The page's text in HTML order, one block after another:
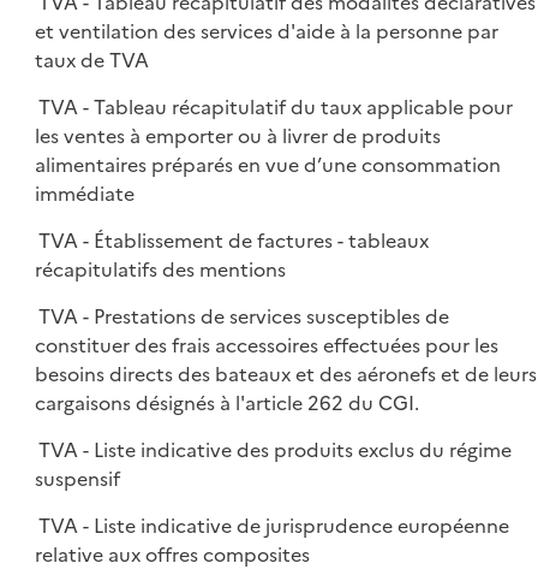
et ventilation des services d'aide à la personne par
taux de TVA
TVA - Tableau récapitulatif du taux applicable pour
les ventes à emporter ou à livrer de produits
alimentaires préparés en vue d’une consommation
immédiate
TVA - Établissement de factures - tableaux
récapitulatifs des mentions
TVA - Prestations de services susceptibles de
constituer des frais accessoires effectuées pour les
besoins directs des bateaux et des aéronefs et de leurs
cargaisons désignés à l'article 262 du CGI.
TVA - Liste indicative des produits exclus du régime
suspensif
TVA - Liste indicative de jurisprudence européenne
relative aux offres composites